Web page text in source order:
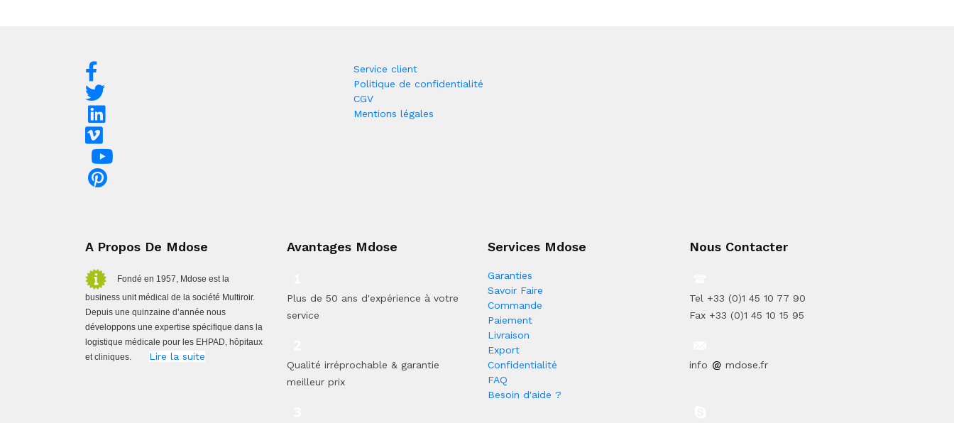
Service client
Politique de confidentialité
CGV
Mentions légales
A Propos De Mdose
Fondé en 1957, Mdose est la
business unit médical de la société Multiroir.
Depuis une quinzaine d’année nous
développons une expertise spécifique dans la
logistique médicale pour les EHPAD, hôpitaux
et cliniques.
Lire la suite
Avantages Mdose
Plus de 50 ans d'expérience à votre
service
Qualité irréprochable & garantie
meilleur prix
Services Mdose
Garanties
Savoir Faire
Commande
Paiement
Livraison
Export
Confidentialité
FAQ
Besoin d'aide ?
Nous Contacter
Tel +33 (0)1 45 10 77 90
Fax +33 (0)1 45 10 15 95
info mdose.fr